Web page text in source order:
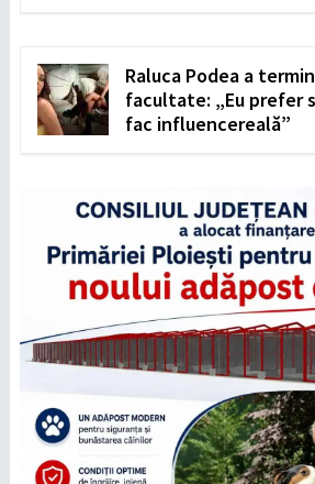
Raluca Podea a
facultate: „Eu prefer
fac influencereală”